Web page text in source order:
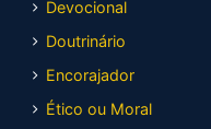
Devocional
Doutrinário
Encorajador
Ético ou Moral